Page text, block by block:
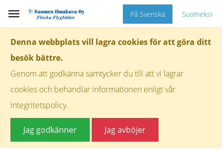
Denna webbplats vill lagra cookies för att göra ditt
besök bättre.
Genom att godkänna samtycker du till att vi lagrar
cookies och behandlar informationen enligt vår
integritetspolicy.
Jag godkänner Jag avböjer
På Svenska Suomeksi